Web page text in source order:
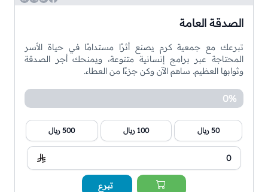
الصدقة العامة
تبرعك مع جمعية كرم يصنع أثرًا مستدامًا في حياة الأسر
المحتاجة عبر برامج إنسانية متنوعة، ويمنحك أجر الصدقة
وثوابها العظيم. ساهم الآن وكن جزءًا من العطاء.
0%
50 ريال 100 ريال 500 ريال
تبرع